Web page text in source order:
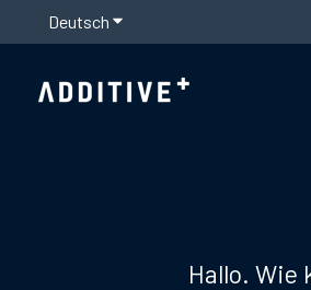
Deutsch Untermenü für
Hallo. Wie